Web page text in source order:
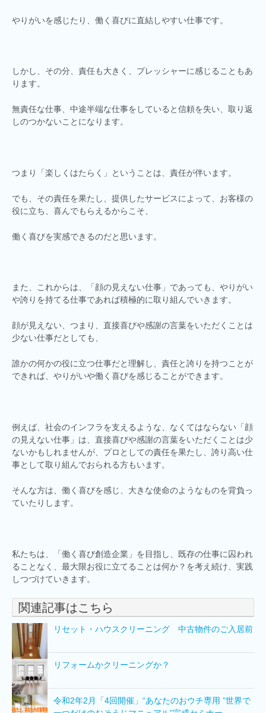
やりがいを感じたり、働く喜びに直結しやすい仕事です。
しかし、その分、責任も大きく、プレッシャーに感じることもあ
ります。
無責任な仕事、中途半端な仕事をしていると信頼を失い、取り返
しのつかないことになります。
つまり「楽しくはたらく」ということは、責任が伴います。
でも、その責任を果たし、提供したサービスによって、お客様の
役に立ち、喜んでもらえるからこそ、
働く喜びを実感できるのだと思います。
また、これからは、「顔の見えない仕事」であっても、やりがい
や誇りを持てる仕事であれば積極的に取り組んでいきます。
顔が見えない、つまり、直接喜びや感謝の言葉をいただくことは
少ない仕事だとしても、
誰かの何かの役に立つ仕事だと理解し、責任と誇りを持つことが
できれば、やりがいや働く喜びを感じることができます。
例えば、社会のインフラを支えるような、なくてはならない「顔
の見えない仕事」は、直接喜びや感謝の言葉をいただくことは少
ないかもしれませんが、プロとしての責任を果たし、誇り高い仕
事として取り組んでおられる方もいます。
そんな方は、働く喜びを感じ、大きな使命のようなものを背負っ
ていたりします。
私たちは、「働く喜び創造企業」を目指し、既存の仕事に囚われ
ることなく、最大限お役に立てることは何か？を考え続け、実践
しつづけていきます。
関連記事はこちら
リセット・ハウスクリーニング 中古物件のご入居前
リフォームかクリーニングか？
令和2年2月「4回開催」“あなたのおウチ専用 ”世界で